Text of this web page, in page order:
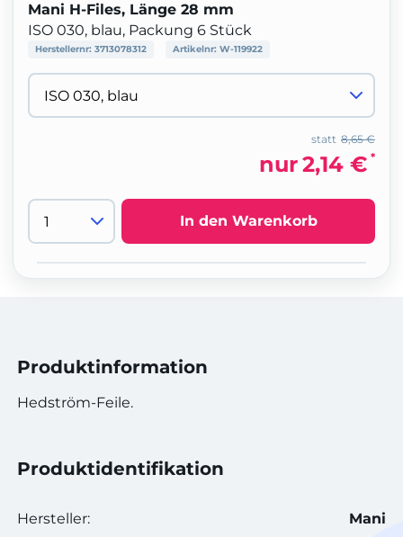
Mani H-Files, Länge 28 mm
ISO 030, blau, Packung 6 Stück
Herstellernr: 3713078312 Artikelnr: W-119922
8,65 €
statt
nur2,14 € *
In den Warenkorb
Produktinformation
Hedström-Feile.
Produktidentifikation
Hersteller: Mani